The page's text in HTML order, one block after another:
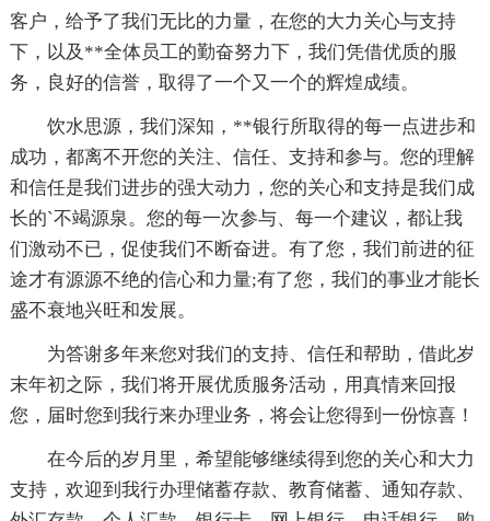
客户，给予了我们无比的力量，在您的大力关心与支持
下，以及**全体员工的勤奋努力下，我们凭借优质的服
务，良好的信誉，取得了一个又一个的辉煌成绩。
饮水思源，我们深知，**银行所取得的每一点进步和
成功，都离不开您的关注、信任、支持和参与。您的理解
和信任是我们进步的强大动力，您的关心和支持是我们成
长的`不竭源泉。您的每一次参与、每一个建议，都让我
们激动不已，促使我们不断奋进。有了您，我们前进的征
途才有源源不绝的信心和力量;有了您，我们的事业才能长
盛不衰地兴旺和发展。
为答谢多年来您对我们的支持、信任和帮助，借此岁
末年初之际，我们将开展优质服务活动，用真情来回报
您，届时您到我行来办理业务，将会让您得到一份惊喜！
在今后的岁月里，希望能够继续得到您的关心和大力
支持，欢迎到我行办理储蓄存款、教育储蓄、通知存款、